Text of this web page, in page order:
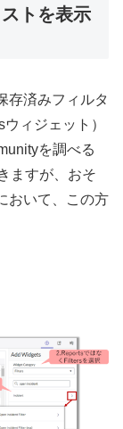
トを表示
存済みフィルタ
ィジェット）
を調べる
ますが、おそ
おいて、この方